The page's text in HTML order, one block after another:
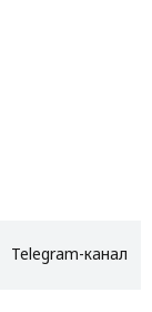
Telegram-канал